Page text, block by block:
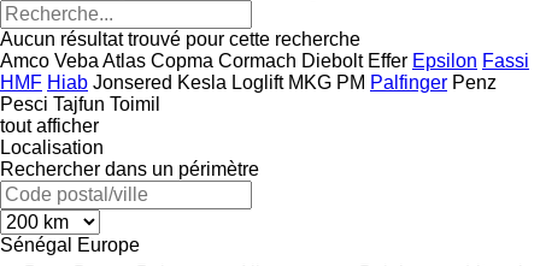
Aucun résultat trouvé pour cette recherche
Amco Veba Atlas Copma Cormach Diebolt Effer Epsilon Fassi
HMF Hiab Jonsered Kesla Loglift MKG PM Palfinger Penz
Pesci Tajfun Toimil
tout afficher
Localisation
Rechercher dans un périmètre
Sénégal
Europe